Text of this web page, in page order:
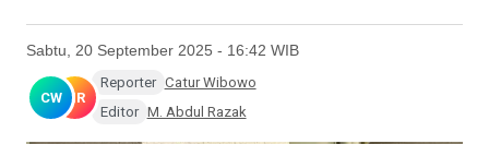
Sabtu, 20 September 2025 - 16:42 WIB
CW MR
Reporter Catur Wibowo
Editor M. Abdul Razak